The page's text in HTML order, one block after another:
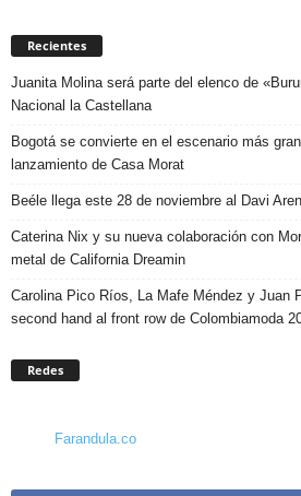
Recientes
Juanita Molina será parte del elenco de
Nacional la Castellana
Bogotá se convierte en el escenario más
lanzamiento de Casa Morat
Beéle llega este 28 de noviembre al Davi
Caterina Nix y su nueva colaboración con
metal de California Dreamin
Carolina Pico Ríos, La Mafe Méndez y Juan
second hand al front row de Colombiamoda
Redes
Farandula.co